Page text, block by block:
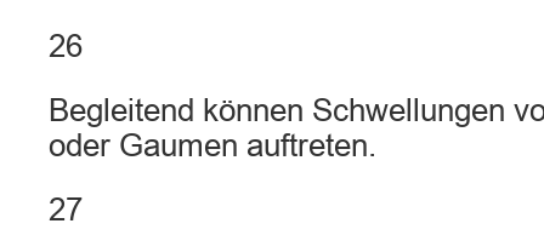
26
Begleitend können Schwellungen
oder Gaumen auftreten.
27